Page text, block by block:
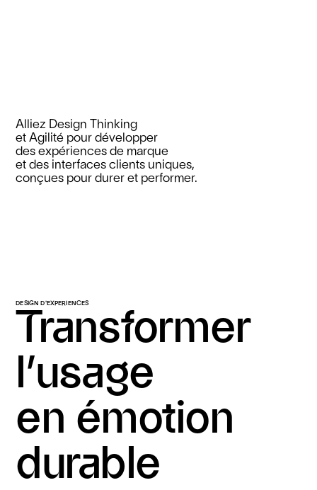
DESIGN D'EXPERIENCES
Transformer
l’usage
en émotion
durable
Alliez Design Thinking
et Agilité pour développer
des expériences de marque
et des interfaces clients uniques,
conçues pour durer et performer.